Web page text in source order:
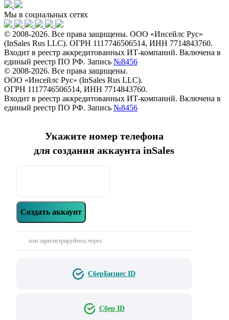
Мы в социальных сетях
© 2008-2026. Все права защищены. ООО «Инсейлс Рус»
(InSales Rus LLC). ОГРН 1117746506514, ИНН 7714843760.
Входит в реестр аккредитованных ИТ-компаний. Включена в
единый реестр ПО РФ. Запись №8456
© 2008-2026. Все права защищены.
ООО «Инсейлс Рус» (InSales Rus LLC).
ОГРН 1117746506514, ИНН 7714843760.
Входит в реестр аккредитованных ИТ-компаний. Включена в
единый реестр ПО РФ. Запись №8456
Укажите номер телефона
для создания аккаунта inSales
Создать аккаунт
или зарегистрируйтесь через
СберБизнес ID
Сбер ID